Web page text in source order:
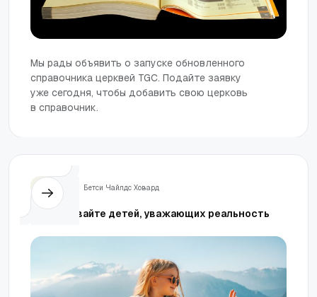
Мы рады объявить о запуске обновленного
справочника церквей TGC. Подайте заявку
уже сегодня, чтобы добавить свою церковь
в справочник.
Бетси Чайлдс Ховард
Воспитывайте детей, уважающих реальность